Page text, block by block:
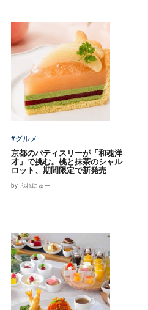
#グルメ
京都のパティスリーが「和魂洋
才」で挑む。桃と抹茶のシャル
ロット、期間限定で新発売
by ぷれにゅー